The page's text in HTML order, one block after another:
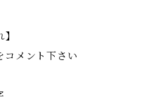
コメント下さい